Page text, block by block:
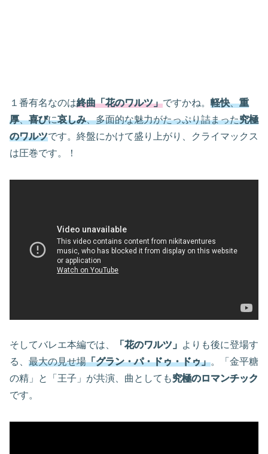
１番有名なのは終曲「花のワルツ」ですかね。 軽快、重
厚、喜びに哀しみ、多面的な魅力がたっぷり詰まった究極
のワルツです。終盤にかけて盛り上がり、クライマックス
は圧巻です。！
そしてバレエ本編では、 「花のワルツ」 よりも後に登場す
る、 最大の見せ場「グラン・パ・ドゥ・ドゥ」。「金平糖
の精」と「王子」が共演、曲としても究極のロマンチック
です。